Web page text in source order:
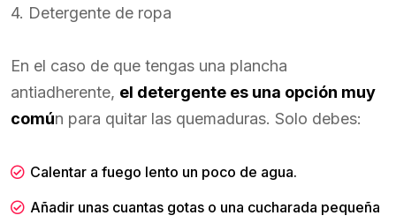
4. Detergente de ropa
En el caso de que tengas una plancha
antiadherente, el detergente es una opción muy
común para quitar las quemaduras. Solo debes:
Calentar a fuego lento un poco de agua.
Añadir unas cuantas gotas o una cucharada pequeña